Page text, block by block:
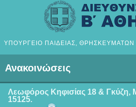
ΥΠΟΥΡΓΕΙΟ ΠΑΙΔΕΙΑΣ,
Ανακοινώσεις
Λεωφόρος Κηφισίας 18 & Γκύζη,
15125.